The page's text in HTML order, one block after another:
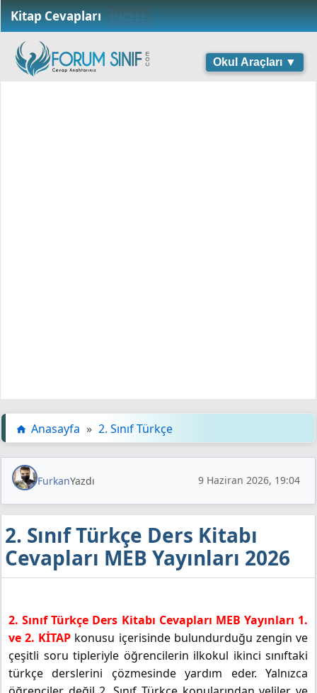
Kitap Cevapları İNCELE
Okul Araçları ▼
Anasayfa » 2. Sınıf Türkçe
FurkanYazdı 9 Haziran 2026, 19:04
2. Sınıf Türkçe Ders Kitabı
Cevapları MEB Yayınları 2026
2. Sınıf Türkçe Ders Kitabı Cevapları MEB Yayınları 1.
ve 2. KİTAP konusu içerisinde bulundurduğu zengin ve
çeşitli soru tipleriyle öğrencilerin ilkokul ikinci sınıftaki
türkçe derslerini çözmesinde yardım eder. Yalnızca